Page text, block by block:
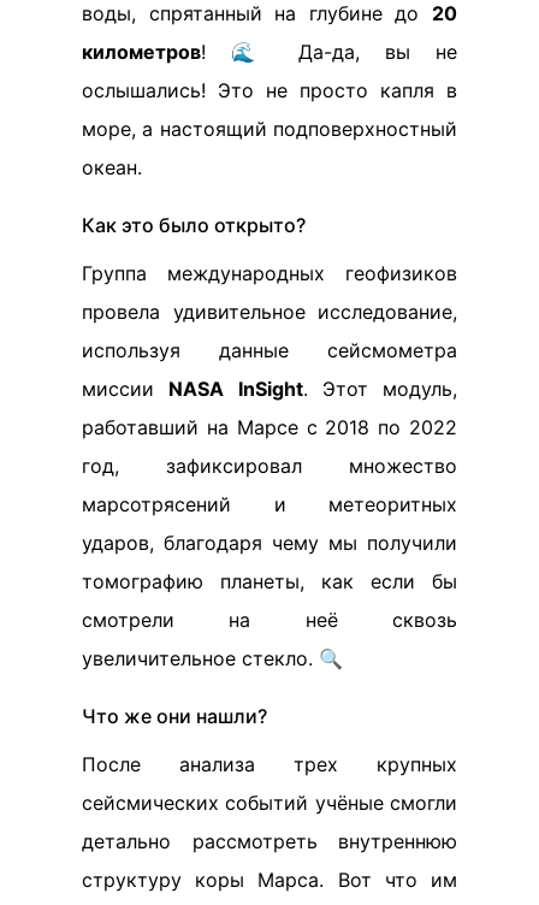
воды, спрятанный на глубине до 20
километров! 🌊 Да-да, вы не
ослышались! Это не просто капля в
море, а настоящий подповерхностный
океан.
Как это было открыто?
Группа международных геофизиков
провела удивительное исследование,
используя данные сейсмометра
миссии NASA InSight. Этот модуль,
работавший на Марсе с 2018 по 2022
год, зафиксировал множество
марсотрясений и метеоритных
ударов, благодаря чему мы получили
томографию планеты, как если бы
смотрели на неё сквозь
увеличительное стекло. 🔍
Что же они нашли?
После анализа трех крупных
сейсмических событий учёные смогли
детально рассмотреть внутреннюю
структуру коры Марса. Вот что им